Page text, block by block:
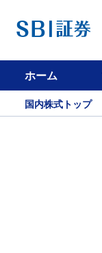
ホーム
国内株式トップ